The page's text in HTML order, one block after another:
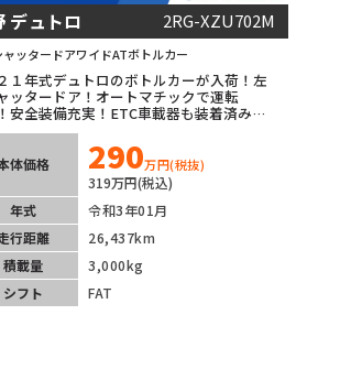
デュトロ 2RG-XZU702M
ャッタードアワイドATボトルカー
１年式デュトロのボトルカーが入荷！左
ッタードア！オートマチックで運転
安全装備充実！ETC車載器も装着済み！
らの商品は茨城坂東展示場にございます
ずはお問合せ下さい！
体価格 290万円(税抜)
319万円(税込)
年式
令和3年01月
行距離
26,437km
積載量
3,000kg
シフト
FAT